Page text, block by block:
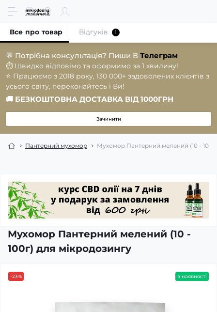
💬 Потрібна консультація? Пиши В Телеграм
⏱️ Швидко відповімо та оформимо за 1 хвилину!
⭐️ Працюємо з 2018 року, 130 000+ задоволених клієнтів з
усього світу, переконайтесь і Ви!
🚚 БЕЗКОШТОВНА ДОСТАВКА ВІД 1000ГРН
Зачинити
Пантерний мухомор Мухомор Пантерний мелений (10 -
Мухомор Пантерний мелений (10 -
100г) для мікродозингу
Все про товар Відгуків 1
-23% в наявності